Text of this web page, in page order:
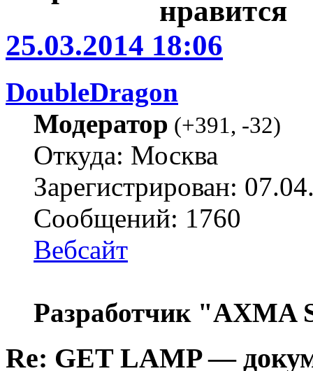
25.03.2014 18:06
DoubleDragon
Модератор (+391, -32)
Откуда: Москва
Зарегистрирован:
Сообщений: 1760
Вебсайт
Разработчик "AXMA
Re: GET LAMP —